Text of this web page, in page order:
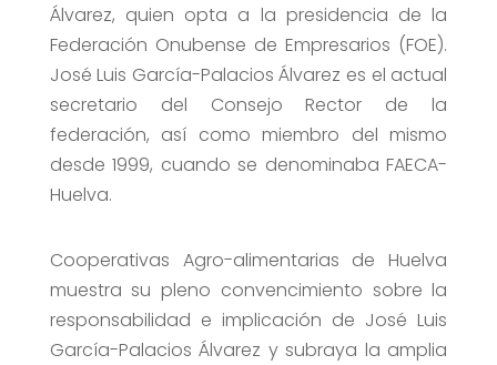
Álvarez, quien opta a la presidencia de la
Federación Onubense de Empresarios (FOE).
José Luis García-Palacios Álvarez es el actual
secretario del Consejo Rector de la
federación, así como miembro del mismo
desde 1999, cuando se denominaba FAECA-
Huelva.
Cooperativas Agro-alimentarias de Huelva
muestra su pleno convencimiento sobre la
responsabilidad e implicación de José Luis
García-Palacios Álvarez y subraya la amplia